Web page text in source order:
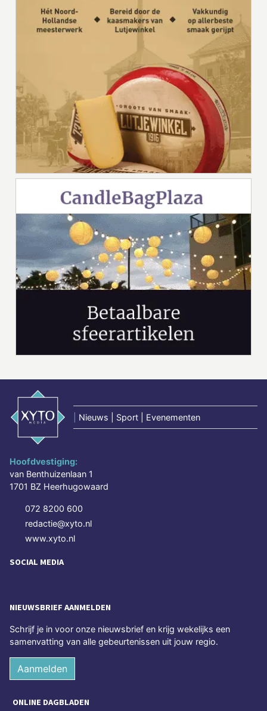
Nieuws | Sport | Evenementen
Hoofdvestiging:
van Benthuizenlaan 1
1701 BZ Heerhugowaard
072 8200 600
redactie@xyto.nl
www.xyto.nl
SOCIAL MEDIA
NIEUWSBRIEF AANMELDEN
Schrijf je in voor onze nieuwsbrief en krijg wekelijks een
samenvatting van alle gebeurtenissen uit jouw regio.
Aanmelden
ONLINE DAGBLADEN